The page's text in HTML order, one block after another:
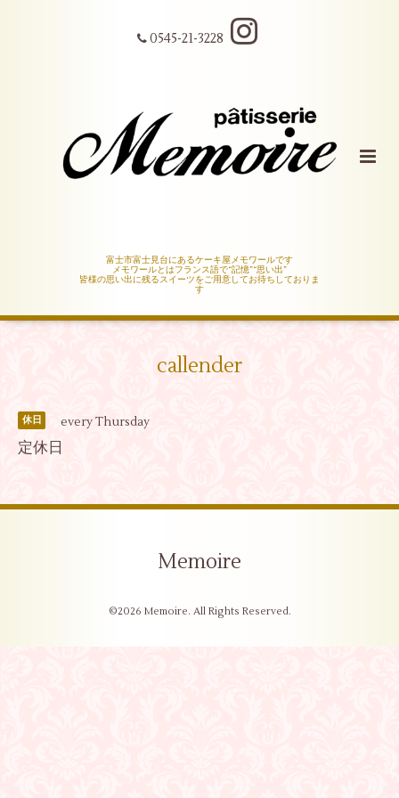
0545-21-3228
富士市富士見台にあるケーキ屋メモワールです
メモワールとはフランス語で“記憶”“思い出”
皆様の思い出に残るスイーツをご用意してお待ちしておりま
す
callender
休日 every Thursday
定休日
Memoire
©2026 Memoire. All Rights Reserved.